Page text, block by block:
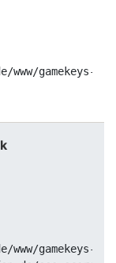
gamekeys-
gamekeys-